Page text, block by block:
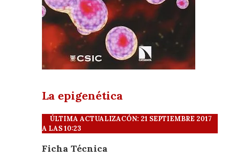
La epigenética
ÚLTIMA ACTUALIZACÓN: 21 SEPTIEMBRE 2017
A LAS 10:23
Ficha Técnica